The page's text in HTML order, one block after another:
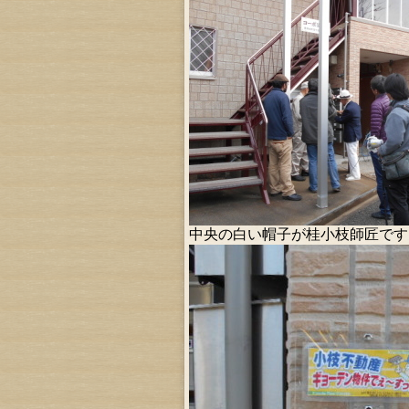
中央の白い帽子が桂小枝師匠で